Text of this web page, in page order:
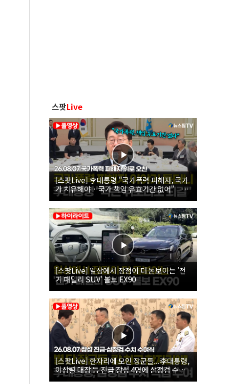
스팟Live
[스팟Live] 李대통령 "국가폭력 피해자, 국가
가 치유해야…국가 책임 유효기간 없어"｜
26.08.07 국가폭력 피해자 위로 오찬
[스팟Live] 일상에서 장점이 더 돋보이는 '전
기 패밀리 SUV' 볼보 EX90
[스팟Live] 한자리에 모인 장군들...李대통령,
이상렬 대장 등 진급 장성 4명에 삼정검 수치
직접 수여｜26.08.07 장성 진급·삼정검 수치